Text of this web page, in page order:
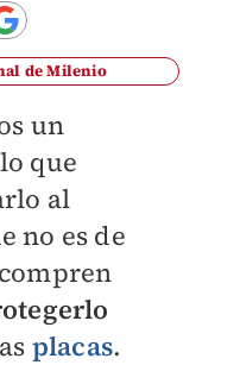
de Milenio
un
que
al
no es de
placas.